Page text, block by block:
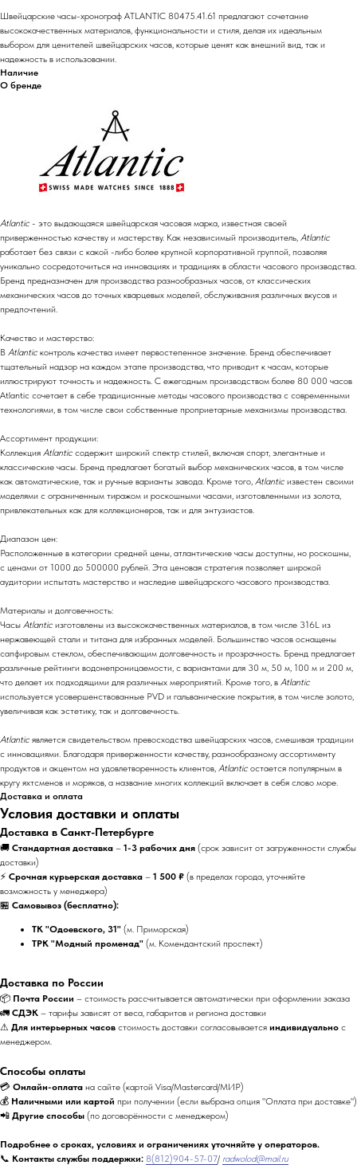
Швейцарские часы-хронограф ATLANTIC 80475.41.61 предлагают сочетание
высококачественных материалов, функциональности и стиля, делая их идеальным
выбором для ценителей швейцарских часов, которые ценят как внешний вид, так и
надежность в использовании.
Наличие
О бренде
Atlantic- это выдающаяся швейцарская часовая марка, известная своей
приверженностью качеству и мастерству. Как независимый производитель, Atlantic
работает без связи с какой -либо более крупной корпоративной группой, позволяя
уникально сосредоточиться на инновациях и традициях в области часового производства.
Бренд предназначен для производства разнообразных часов, от классических
механических часов до точных кварцевых моделей, обслуживания различных вкусов и
предпочтений.
Качество и мастерство:
В Atlanticконтроль качества имеет первостепенное значение. Бренд обеспечивает
тщательный надзор на каждом этапе производства, что приводит к часам, которые
иллюстрируют точность и надежность. С ежегодным производством более 80 000 часов
Atlantic сочетает в себе традиционные методы часового производства с современными
технологиями, в том числе свои собственные проприетарные механизмы производства.
Ассортимент продукции:
Коллекция Atlanticсодержит широкий спектр стилей, включая спорт, элегантные и
классические часы. Бренд предлагает богатый выбор механических часов, в том числе
как автоматические, так и ручные варианты завода. Кроме того, Atlanticизвестен своими
моделями с ограниченным тиражом и роскошными часами, изготовленными из золота,
привлекательных как для коллекционеров, так и для энтузиастов.
Диапазон цен:
Расположенные в категории средней цены, атлантические часы доступны, но роскошны,
с ценами от 1000 до 500000 рублей. Эта ценовая стратегия позволяет широкой
аудитории испытать мастерство и наследие швейцарского часового производства.
Материалы и долговечность:
Часы Atlanticизготовлены из высококачественных материалов, в том числе 316L из
нержавеющей стали и титана для избранных моделей. Большинство часов оснащены
сапфировым стеклом, обеспечивающим долговечность и прозрачность. Бренд предлагает
различные рейтинги водонепроницаемости, с вариантами для 30 м, 50 м, 100 м и 200 м,
что делает их подходящими для различных мероприятий. Кроме того, в Atlantic
используется усовершенствованные PVD и гальванические покрытия, в том числе золото,
увеличивая как эстетику, так и долговечность.
Atlanticявляется свидетельством превосходства швейцарских часов, смешивая традиции
с инновациями. Благодаря приверженности качеству, разнообразному ассортименту
продуктов и акцентом на удовлетворенность клиентов, Atlanticостается популярным в
кругу яхтсменов и моряков, а название многих коллекций включает в себя слово море.
Доставка и оплата
Условия доставки и оплаты
Доставка в Санкт-Петербурге
🚚 Стандартная доставка – 1-3 рабочих дня (срок зависит от загруженности службы
доставки)
⚡ Срочная курьерская доставка – 1 500 ₽ (в пределах города, уточняйте
возможность у менеджера)
🏪 Самовывоз (бесплатно):
ТК "Одоевского, 31" (м. Приморская)
ТРК "Модный променад" (м. Комендантский проспект)
Доставка по России
📦 Почта России – стоимость рассчитывается автоматически при оформлении заказа
🚛 СДЭК – тарифы зависят от веса, габаритов и региона доставки
⚠ Для интерьерных часов стоимость доставки согласовывается индивидуально с
менеджером.
Способы оплаты
💳 Онлайн-оплата на сайте (картой Visa/Mastercard/МИР)
💰 Наличными или картой при получении (если выбрана опция "Оплата при доставке")
📲 Другие способы (по договорённости с менеджером)
Подробнее о сроках, условиях и ограничениях уточняйте у операторов.
📞 Контакты службы поддержки: 8(812)904-57-07/ radwolod@mail.ru